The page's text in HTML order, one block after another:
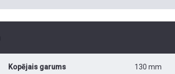
Kopējais garums 130 mm